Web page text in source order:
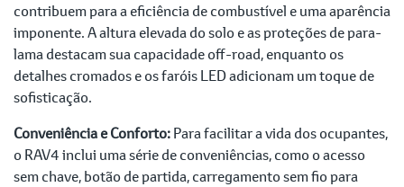
contribuem para a eficiência de combustível e uma aparência
imponente. A altura elevada do solo e as proteções de para-
lama destacam sua capacidade off-road, enquanto os
detalhes cromados e os faróis LED adicionam um toque de
sofisticação.
Conveniência e Conforto:Para facilitar a vida dos ocupantes,
o RAV4 inclui uma série de conveniências, como o acesso
sem chave, botão de partida, carregamento sem fio para